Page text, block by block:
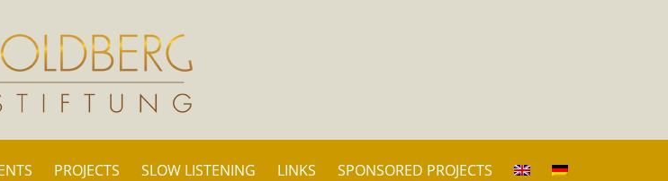
PROJECTS SLOW LISTENING LINKS SPONSORED PROJECTS